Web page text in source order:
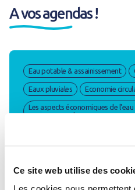
Ce site web utilise des
A vos agendas !
Eau potable & assainissement
Eaux pluviales Economie
Les aspects économiques de
environnementaux
Parcours de